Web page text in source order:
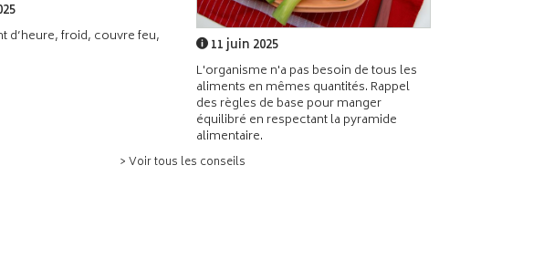
d’heure, froid, couvre feu,
11 juin 2025
L'organisme n'a pas besoin de tous les
aliments en mêmes quantités. Rappel
des règles de base pour manger
équilibré en respectant la pyramide
alimentaire.
> Voir tous les conseils